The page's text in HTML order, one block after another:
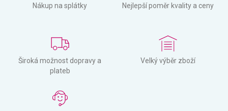
Nákup na splátky Nejlepší poměr kvality a ceny
Široká možnost dopravy a
plateb
Velký výběr zboží